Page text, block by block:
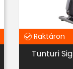
Raktáron
Tunturi